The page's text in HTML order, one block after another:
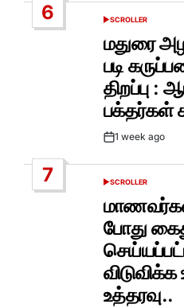
6
POSTED
SCROLLER
மதுரை
படி
திறப்பு
பக்தர்கள்
Post1 week ago
7
POSTED
SCROLLER
போது
உத்தரவு..